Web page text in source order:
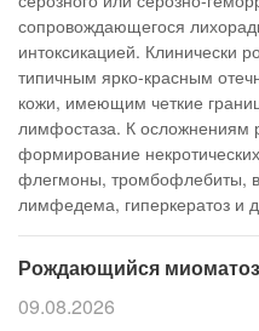
сопровождающегося
интоксикацией. Клинически
типичным ярко-красным
кожи, имеющим четкие
лимфостаза. К осложнениям
формирование
флегмоны, тромбофлебиты,
лимфедема, гиперкератоз и
Рождающийся
09.08.2026